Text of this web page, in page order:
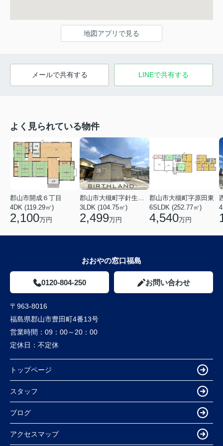
地図アプリで見る
メールで共有する LINEで共有する
よく見られている物件
郡山市開成６丁目
4DK (119.29㎡)
2,100万円
郡山市大槻町字針生前田
3LDK (104.75㎡)
2,499万円
郡山市大槻町字原田東
6SLDK (252.77㎡)
4,540万円
おおやの窓口福島
0120-804-250 お問い合わせ
〒963-8016
福島県郡山市豊田町4番13号
営業時間： 09：00～20：00
定休日： 不定休
トップページ
スタッフ
ブログ
アクセスマップ